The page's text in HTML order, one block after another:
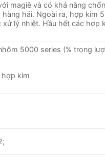
magiê và có khả năng
hải. Ngoài ra, hợp kim
lý nhiệt. Hầu hết các hợp
5000 series (% trọng
hợp kim